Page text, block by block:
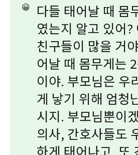
😀
다들 태어날 때 몸
였는지 알고 있어?
친구들이 많을 거
어날 때 몸무게는
이야. 부모님은 우
게 낳기 위해 엄청
시지. 부모님뿐이
의사, 간호사들도
하게 태어나고, 또